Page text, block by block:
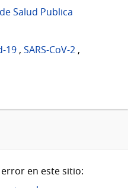
Salud Publica
19 , SARS-CoV-2 ,
en este sitio: